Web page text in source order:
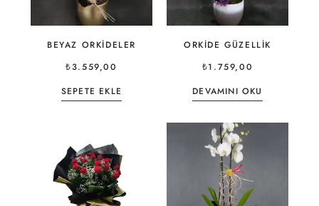
BEYAZ ORKIDELER
₺3.559,00
SEPETE EKLE
ORKIDE GÜZELLIK
₺1.759,00
DEVAMINI OKU